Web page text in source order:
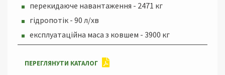
перекидаюче навантаження - 2471 кг
гідропотік - 90 л/хв
експлуатаційна маса з ковшем - 3900 кг
ПЕРЕГЛЯНУТИ КАТАЛОГ